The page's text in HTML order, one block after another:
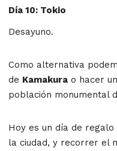
Día 10: Tokio
Desayuno.
Como alternativa
de Kamakura o hacer
población monumental
Hoy es un día de
la ciudad, y recorrer el